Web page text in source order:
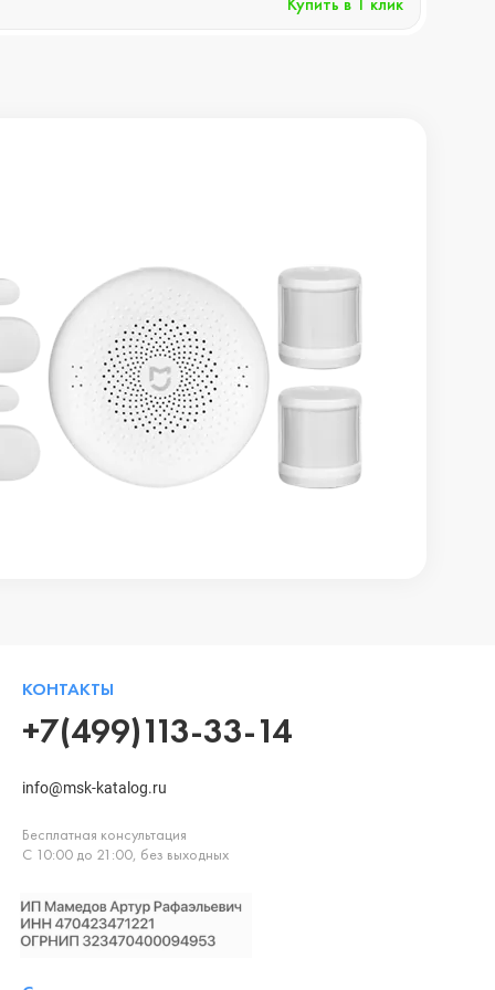
КОНТАКТЫ
+7(499)113-33-14
info@msk-katalog.ru
Бесплатная консультация
С 10:00 до 21:00, без выходных